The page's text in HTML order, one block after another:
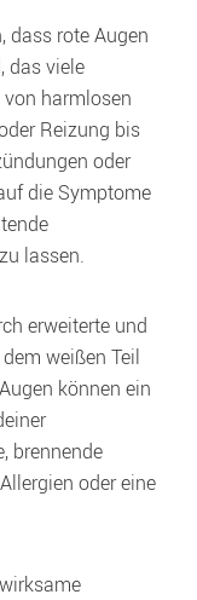
dass rote Augen
das viele
harmlosen
Reizung bis
oder
die Symptome
lassen.
erweiterte und
weißen Teil
können ein
brennende
oder eine